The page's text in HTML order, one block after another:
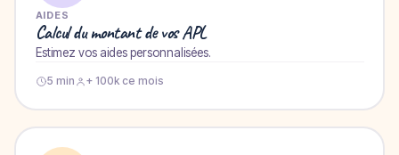
AIDES
Calcul du montant de vos APL
Estimez vos aides personnalisées.
5 min + 100k ce mois